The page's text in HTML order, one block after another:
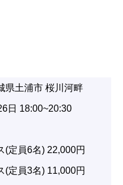
県土浦市 桜川河畔
日 18:00~20:30
(定員6名) 22,000円
(定員3名) 11,000円